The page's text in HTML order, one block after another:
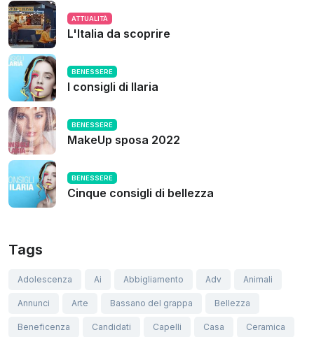
ATTUALITÀ
L'Italia da scoprire
BENESSERE
I consigli di Ilaria
BENESSERE
MakeUp sposa 2022
BENESSERE
Cinque consigli di bellezza
Tags
Adolescenza Ai Abbigliamento Adv Animali
Annunci Arte Bassano del grappa Bellezza
Beneficenza Candidati Capelli Casa Ceramica